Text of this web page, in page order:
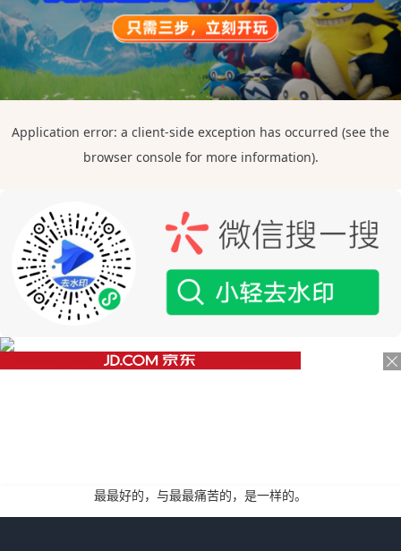
最最好的，与最最痛苦的，是一样的。